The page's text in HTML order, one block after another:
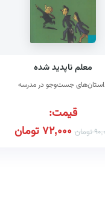
معلم ناپدید شده
جست‌وجو در مدرسه
قیمت:
تومان 72,000تومان